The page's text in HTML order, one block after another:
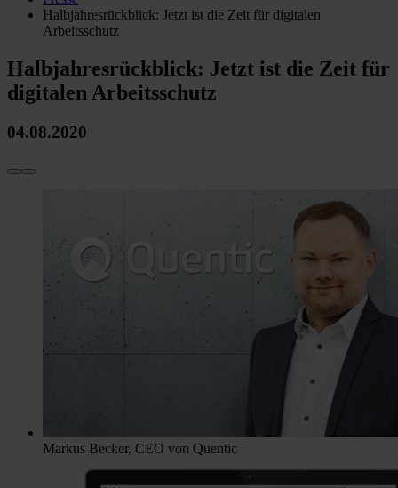
Halbjahresrückblick: Jetzt ist die Zeit für digitalen
Arbeitsschutz
Halbjahresrückblick: Jetzt ist die Zeit für
digitalen Arbeitsschutz
04.08.2020
Markus Becker, CEO von Quentic